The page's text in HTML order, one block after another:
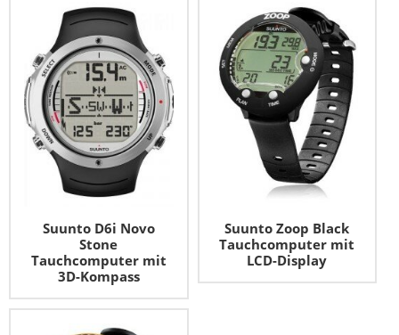
Suunto D6i Novo
Stone
Tauchcomputer mit
3D-Kompass
Suunto Zoop Black
Tauchcomputer mit
LCD-Display